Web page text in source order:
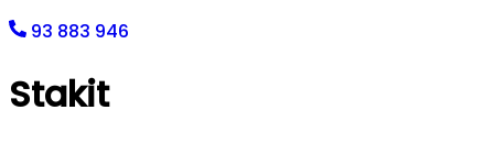
93 883 946
Stakit